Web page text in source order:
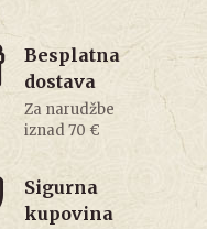
Besplatna
dostava
Za narudžbe
iznad 70 €
Sigurna
kupovina